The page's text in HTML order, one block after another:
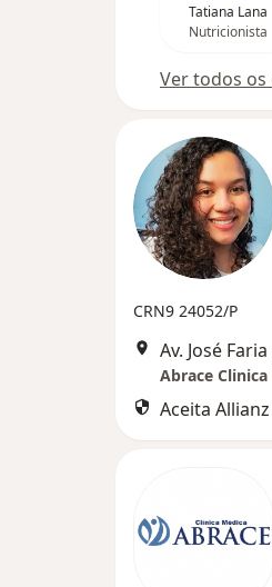
Tatiana Lana
Nutricionista
Ver todos os
CRN9 24052/P
Av. José
Abrace
Aceita Allianz